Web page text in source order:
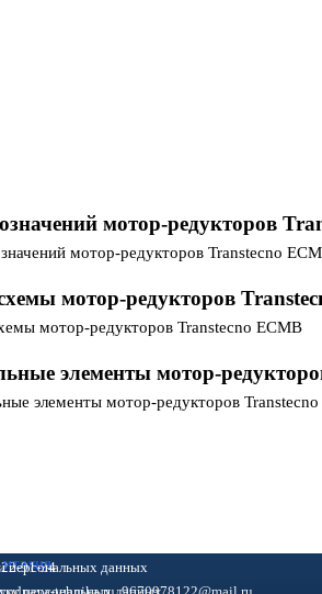
мотор-редукторов
мотор-редукторов
элементы мотор-
персональных данных
91-34